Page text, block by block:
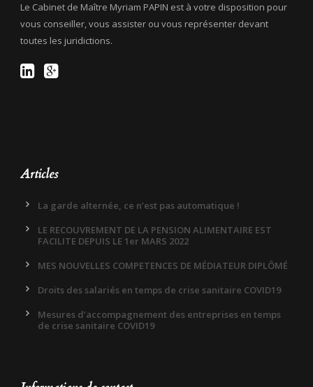
Le Cabinet de Maître Myriam PAPIN est à votre disposition pour
vous conseiller, vous assister ou vous représenter devant
toutes les juridictions.
Articles
La garde alternée, ce n’est pas automatique !
LE RECOUVREMENT DE LA PENSION ALIMENTAIRE EST
FACILITE DEPUIS LE 1er MARS 2022
MES NOUVELLES COMPETENCES DE MÉDIATEUR DIPLÔMÉ
Droits des salariés en temps de crise sanitaire COVID19
Mesures d’accompagnement des entreprises en temps
de crise sanitaire COVID19